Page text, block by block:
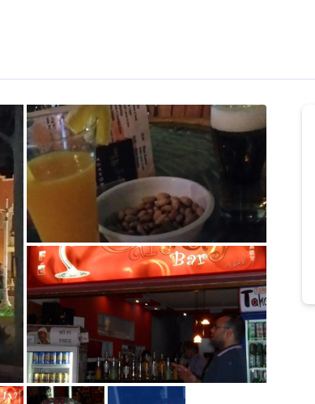
Bild melden
von Brunhilde